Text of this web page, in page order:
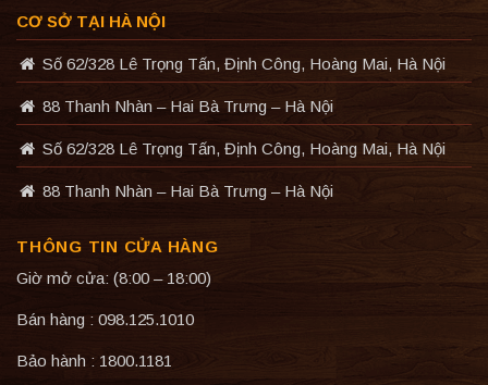
CƠ SỞ TẠI HÀ NỘI
Số 62/328 Lê Trọng Tấn, Định Công, Hoàng Mai, Hà Nội
88 Thanh Nhàn – Hai Bà Trưng – Hà Nội
Số 62/328 Lê Trọng Tấn, Định Công, Hoàng Mai, Hà Nội
88 Thanh Nhàn – Hai Bà Trưng – Hà Nội
THÔNG TIN CỬA HÀNG
Giờ mở cửa: (8:00 – 18:00)
Bán hàng : 098.125.1010
Bảo hành : 1800.1181